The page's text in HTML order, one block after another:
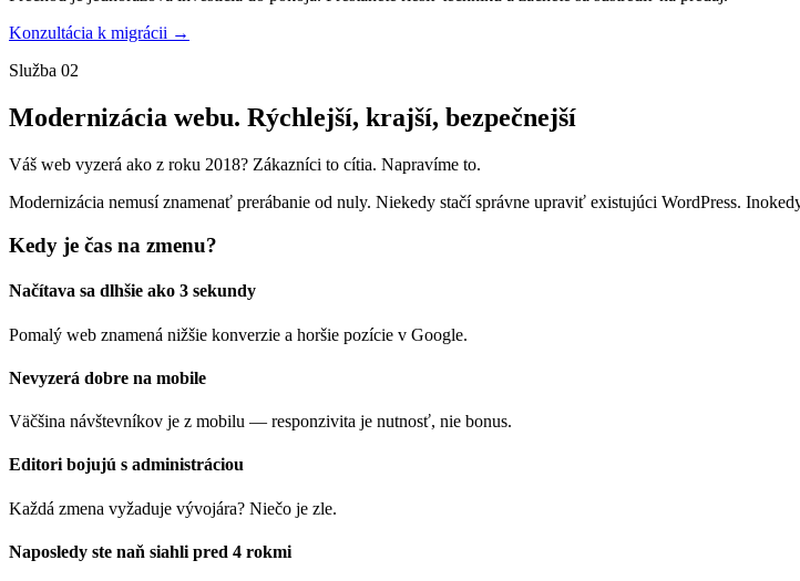
Konzultácia k migrácii →
Služba 02
Modernizácia webu. Rýchlejší, krajší, bezpečnejší
Váš web vyzerá ako z roku 2018? Zákazníci to cítia. Napravíme to.
Modernizácia nemusí znamenať prerábanie od nuly. Niekedy stačí správne upraviť existujúci WordPress.
Kedy je čas na zmenu?
Načítava sa dlhšie ako 3 sekundy
Pomalý web znamená nižšie konverzie a horšie pozície v Google.
Nevyzerá dobre na mobile
Väčšina návštevníkov je z mobilu — responzivita je nutnosť, nie bonus.
Editori bojujú s administráciou
Každá zmena vyžaduje vývojára? Niečo je zle.
Naposledy ste naň siahli pred 4 rokmi